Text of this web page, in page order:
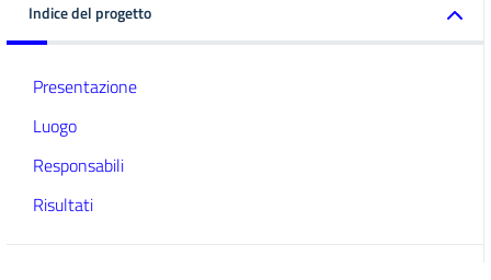
Indice del progetto
Presentazione
Luogo
Responsabili
Risultati